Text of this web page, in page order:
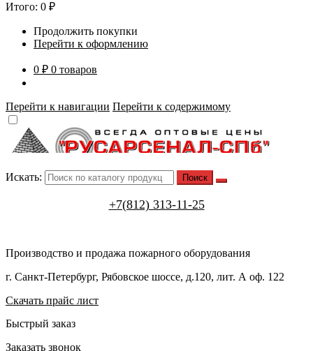
Итого: 0 ₽
Продолжить покупки
Перейти к оформлению
0 ₽ 0 товаров
Перейти к навигации Перейти к содержимому
Искать:
+7(812) 313-11-25
Производство и продажа пожарного оборудования
г. Санкт-Петербург, Рябовское шоссе, д.120, лит. А оф. 122
Скачать прайс лист
Быстрый заказ
Заказать звонок